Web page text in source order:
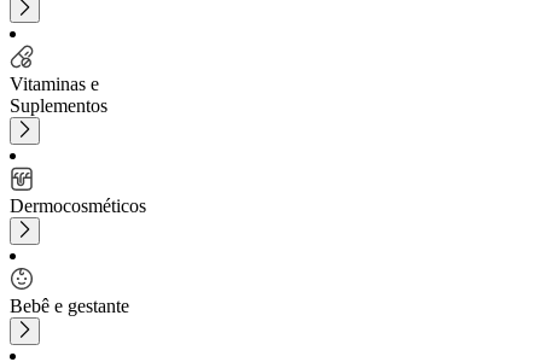
Vitaminas e
Suplementos
Dermocosméticos
Bebê e gestante